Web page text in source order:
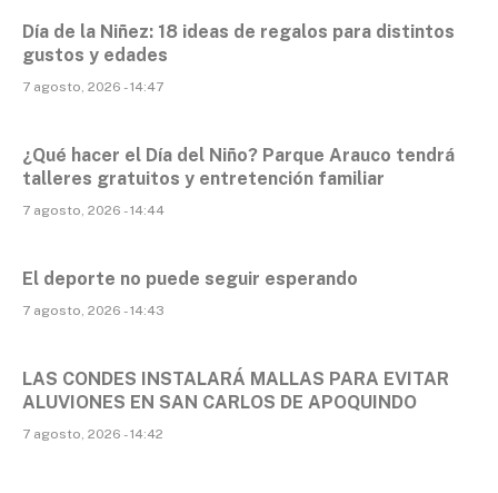
Día de la Niñez: 18 ideas de regalos para distintos
gustos y edades
7 agosto, 2026 - 14:47
¿Qué hacer el Día del Niño? Parque Arauco tendrá
talleres gratuitos y entretención familiar
7 agosto, 2026 - 14:44
El deporte no puede seguir esperando
7 agosto, 2026 - 14:43
LAS CONDES INSTALARÁ MALLAS PARA EVITAR
ALUVIONES EN SAN CARLOS DE APOQUINDO
7 agosto, 2026 - 14:42